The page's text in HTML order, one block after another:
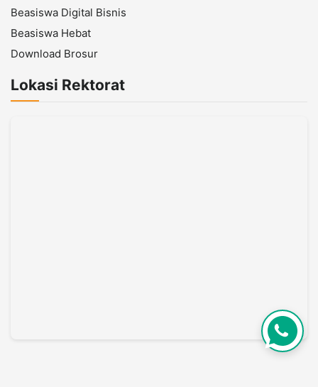
Beasiswa Digital Bisnis
Beasiswa Hebat
Download Brosur
Lokasi Rektorat